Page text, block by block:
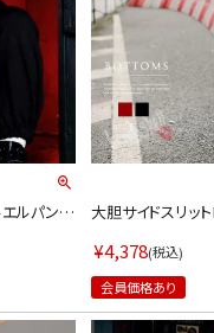
ルパンツ
ンジ/イ
プル/ロイ
大胆サイドスリッ
ック/レッド)
¥4,378 税込
会員価格あり